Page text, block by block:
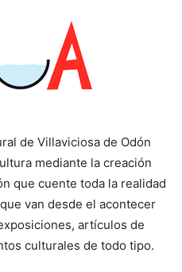
de Villaviciosa de Odón
mediante la creación
que cuente toda la realidad
van desde el acontecer
artículos de
culturales de todo tipo.